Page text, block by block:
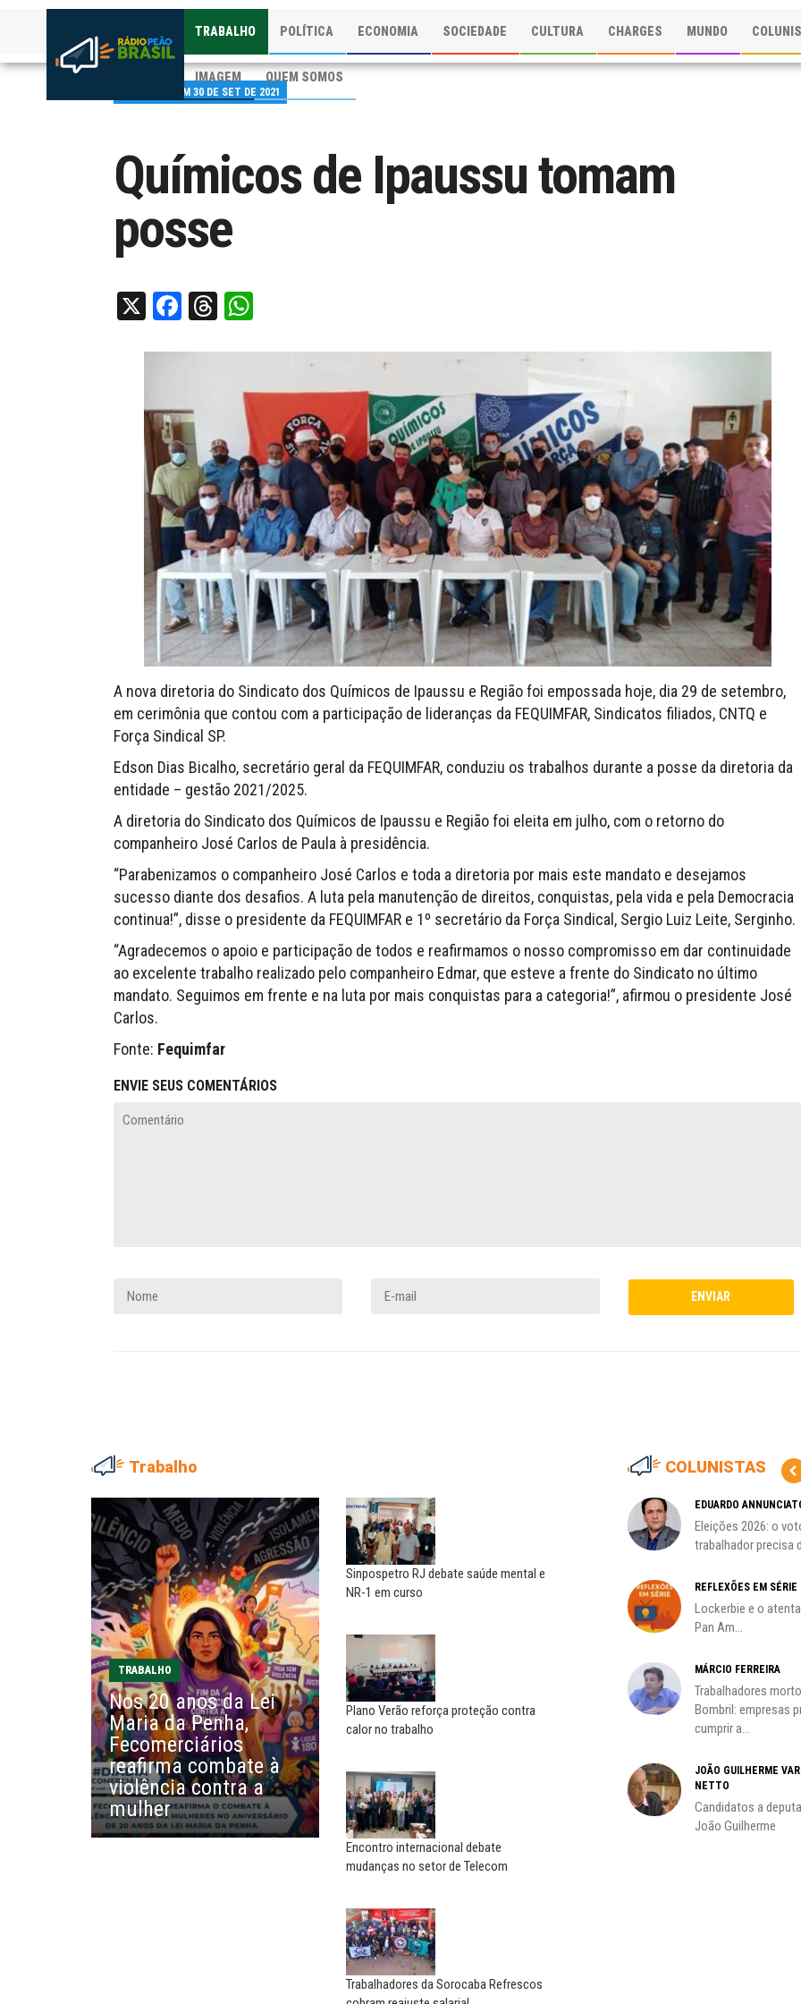
TRABALHO POLÍTICA ECONOMIA SOCIEDADE CULTURA CHARGES MUNDO
IMAGEM QUEM SOMOS
PUBLICADO EM 30 DE SET DE 2021
Químicos de Ipaussu tomam
posse
X Facebook
Threads
A nova diretoria do Sindicato dos Químicos de Ipaussu e Região foi empossada hoje, dia 29 de setembro,
em cerimônia que contou com a participação de lideranças da FEQUIMFAR, Sindicatos filiados, CNTQ e
Força Sindical SP.
Edson Dias Bicalho, secretário geral da FEQUIMFAR, conduziu os trabalhos durante a posse da diretoria da
entidade – gestão 2021/2025.
A diretoria do Sindicato dos Químicos de Ipaussu e Região foi eleita em julho, com o retorno do
companheiro José Carlos de Paula à presidência.
“Parabenizamos o companheiro José Carlos e toda a diretoria por mais este mandato e desejamos
sucesso diante dos desafios. A luta pela manutenção de direitos, conquistas, pela vida e pela Democracia
continua!”, disse o presidente da FEQUIMFAR e 1º secretário da Força Sindical, Sergio Luiz Leite, Serginho.
“Agradecemos o apoio e participação de todos e reafirmamos o nosso compromisso em dar continuidade
ao excelente trabalho realizado pelo companheiro Edmar, que esteve a frente do Sindicato no último
mandato. Seguimos em frente e na luta por mais conquistas para a categoria!”, afirmou o presidente José
Carlos.
Fonte: Fequimfar
ENVIE SEUS COMENTÁRIOS
Trabalho
TRABALHO
Nos 20 anos da Lei
Maria da Penha,
Fecomerciários
reafirma combate à
violência contra a
mulher
Sinpospetro RJ debate saúde mental e
NR-1 em curso
Plano Verão reforça proteção contra
calor no trabalho
Encontro internacional debate
mudanças no setor de Telecom
Trabalhadores da Sorocaba Refrescos
COLUNISTAS
Sindec: 94 anos de união e
MARIA AUXILIADORA
Agosto Lilás: todos e todas no
combate à...
EDUARDO ANNUNCIATO CHICÃO
Sem salário digno e proteção
social, não existe...
EUSÉBIO PINTO NETO
A fortaleza do sindicato
SERGIO LUIZ LEITE (SERGINHO)
Saúde mental:
responsabilidade de todos
MARCOS VERLAINE
Nem reconstruir, nem
reinventar, o sindicalismo
precisa voltar...
MIGUEL TORRES
A luta continua: agora o foco é
o...
CARLOS LOPES
O resgate do nosso Estado
Nacional; por Carlos...
A geopolítica nas eleições de
EDUARDO
Eleições 2026: o
trabalhador precisa
REFLEXÕES EM SÉRIE
Lockerbie e o
Pan Am...
MÁRCIO FERREIRA
Trabalhadores
Bombril: empresas
cumprir a...
JOÃO GUILHERME
NETTO
Candidatos a
João Guilherme